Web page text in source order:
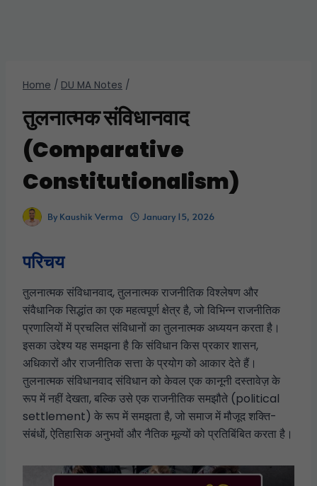
Home / DU MA Notes /
तुलनात्मक संविधानवाद
(Comparative
Constitutionalism)
By Kaushik Verma January 15, 2026
परिचय
तुलनात्मक संविधानवाद, तुलनात्मक राजनीतिक विश्लेषण और
संवैधानिक सिद्धांत का एक महत्वपूर्ण क्षेत्र है, जो विभिन्न राजनीतिक
प्रणालियों में प्रचलित संविधानों का तुलनात्मक अध्ययन करता है।
इसका उद्देश्य यह समझना है कि संविधान किस प्रकार शासन,
अधिकारों और राजनीतिक सत्ता के प्रयोग को आकार देते हैं।
तुलनात्मक संविधानवाद संविधान को केवल एक कानूनी दस्तावेज़ के
रूप में नहीं देखता, बल्कि उसे एक राजनीतिक समझौते (political
settlement) के रूप में समझता है, जो समाज में मौजूद शक्ति-
संबंधों, ऐतिहासिक अनुभवों और नैतिक मूल्यों को प्रतिबिंबित करता है।